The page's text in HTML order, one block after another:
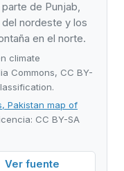
de Punjab,
nordeste y los
en el norte.
climate
Commons, CC BY-
Pakistan map of
CC BY-SA
Ver fuente